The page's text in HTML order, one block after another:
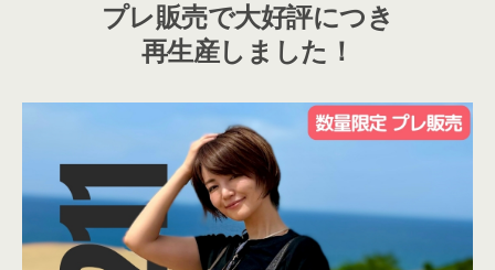
プレ販売で大好評につき
再生産しました！